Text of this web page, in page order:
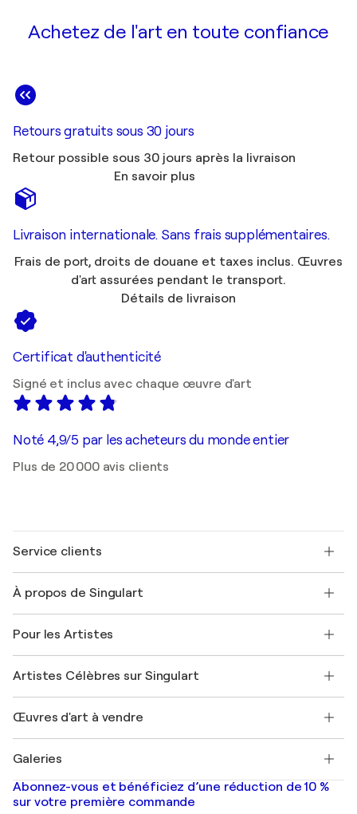
Achetez de l'art en toute confiance
Retours gratuits sous 30 jours
Retour possible sous 30 jours après la livraison
En savoir plus
Livraison internationale. Sans frais supplémentaires.
Frais de port, droits de douane et taxes inclus. Œuvres
d'art assurées pendant le transport.
Détails de livraison
Certificat d'authenticité
Signé et inclus avec chaque œuvre d'art
Noté 4,9/5 par les acheteurs du monde entier
Plus de 20 000 avis clients
Service clients
Expédition
Offrir une carte cadeau
Rejoignez notre programme commercial
Mon compte
+33 1 76 44 06 42
À propos de Singulart
FAQ
Magazine Singulart
Emplois
Découvrez une sélection d'art original
Pour les Artistes
Se connecter en tant qu'Artiste
Artistes Célèbres sur Singulart
Marc Chagall
Banksy
Mr. Brainwash
Shepard Fairey
Œuvres d'art à vendre
Tableaux abstraits à vendre
Peintures de paysage
Estampes
Galeries
Galeries d'art en France
Galeries d'art en Belgique
Abonnez-vous et bénéficiez d’une réduction de 10 %
sur votre première commande